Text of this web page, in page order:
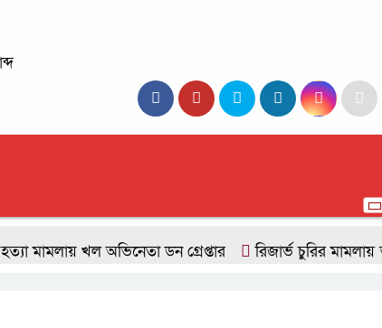
খল অভিনেতা ডন গ্রেপ্তার রিজার্ভ চুরির মামলায় তদন্ত